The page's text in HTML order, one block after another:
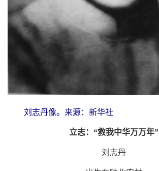
刘志丹像。来源：新华社
立志：“救我中华万万年”
刘志丹